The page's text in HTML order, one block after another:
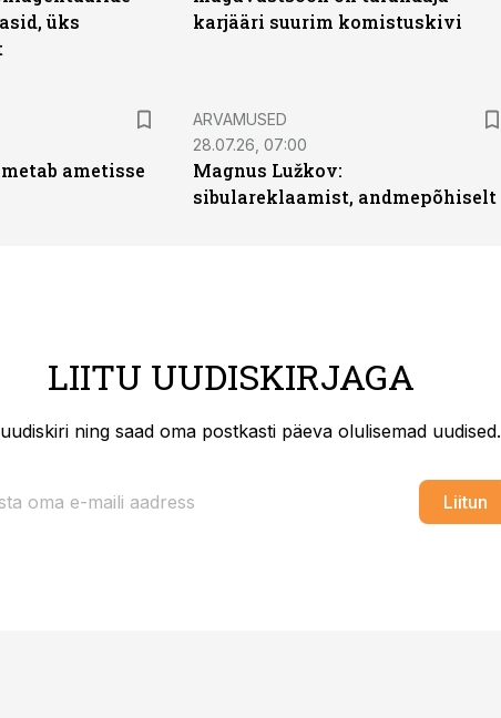
üks
karjääri suurim komistuskivi
ametisse
ARVAMUSED
28.07.26, 07:00
Magnus Lužkov:
sibulareklaamist, andmepõhiselt
LIITU UUDISKIRJAGA
ning saad oma postkasti päeva olulisemad uudised.
Liitun